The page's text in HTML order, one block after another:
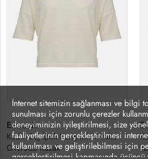
İnternet sitemizin sağlanması ve bilgi
sunulması için zorunlu çerezler
deneyiminizin iyileştirilmesi, size
faaliyetlerinin gerçekleştirilmesi
kullanılması ve geliştirilebilmesi için
gerçekleştirilmesi kapmasında üçüncü
Edwards
Kadın Bej İpek Karışımlı V Yaka
Oversize Kazak